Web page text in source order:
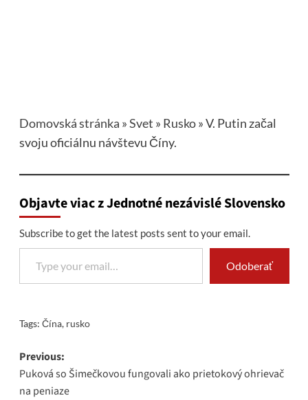
Domovská stránka »Svet » Rusko»V. Putin začal
svoju oficiálnu návštevu Číny.
Objavte viac z Jednotné nezávislé Slovensko
Subscribe to get the latest posts sent to your email.
Type your email…
Odoberať
Tags: Čína, rusko
Post
navigation
Previous:
Puková so Šimečkovou fungovali ako prietokový ohrievač
na peniaze